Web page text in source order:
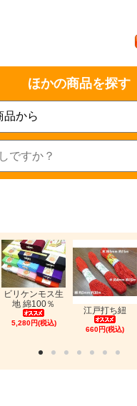
ほかの商品を探す
ビリケンモス生
地 綿100％
5,280円(税込)
江戸打ち紐
660円(税込)